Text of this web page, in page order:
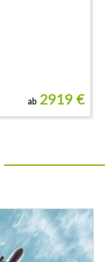
ab 2919 €